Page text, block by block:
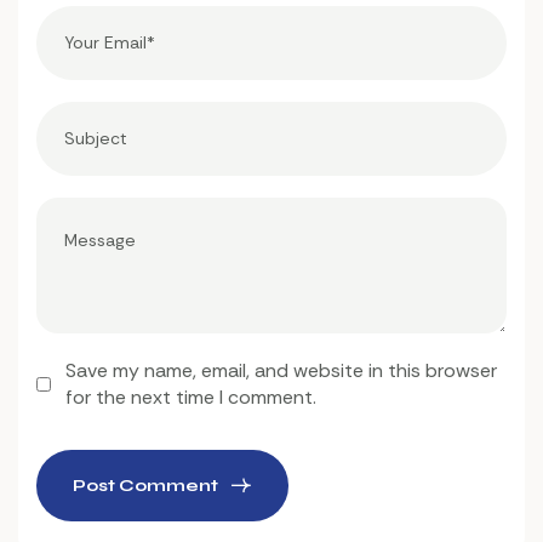
Save my name, email, and website in this browser
for the next time I comment.
Post Comment